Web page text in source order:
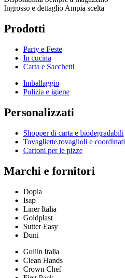
Ingrosso e dettaglio Ampia scelta
Prodotti
Party e Feste
In cucina
Carta e Sacchetti
Imballaggio
Pulizia e igiene
Personalizzati
Shopper di carta e biodegradabili
Tovagliette,tovaglioli e coordinati
Cartoni per le pizze
Marchi e fornitori
Dopla
Isap
Liner Italia
Goldplast
Sutter Easy
Duni
Guilin Italia
Clean Hands
Crown Chef